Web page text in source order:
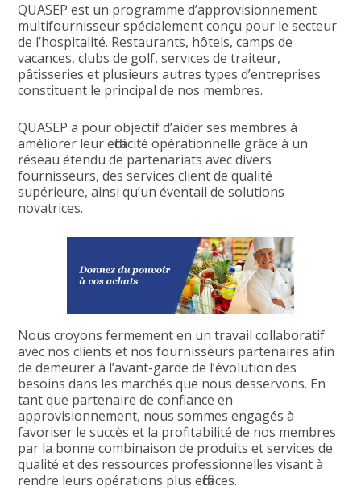
QUASEP est un programme d’approvisionnement
multifournisseur spécialement conçu pour le secteur
de l’hospitalité. Restaurants, hôtels, camps de
vacances, clubs de golf, services de traiteur,
pâtisseries et plusieurs autres types d’entreprises
constituent le principal de nos membres.
QUASEP a pour objectif d’aider ses membres à
améliorer leur efficacité opérationnelle grâce à un
réseau étendu de partenariats avec divers
fournisseurs, des services client de qualité
supérieure, ainsi qu’un éventail de solutions
novatrices.
Nous croyons fermement en un travail collaboratif
avec nos clients et nos fournisseurs partenaires afin
de demeurer à l’avant-garde de l’évolution des
besoins dans les marchés que nous desservons. En
tant que partenaire de confiance en
approvisionnement, nous sommes engagés à
favoriser le succès et la profitabilité de nos membres
par la bonne combinaison de produits et services de
qualité et des ressources professionnelles visant à
rendre leurs opérations plus efficaces.